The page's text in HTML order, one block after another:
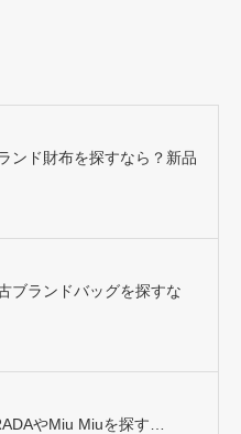
ンド財布を探すなら？新品
ブランドバッグを探すな
やMiu Miuを探す…